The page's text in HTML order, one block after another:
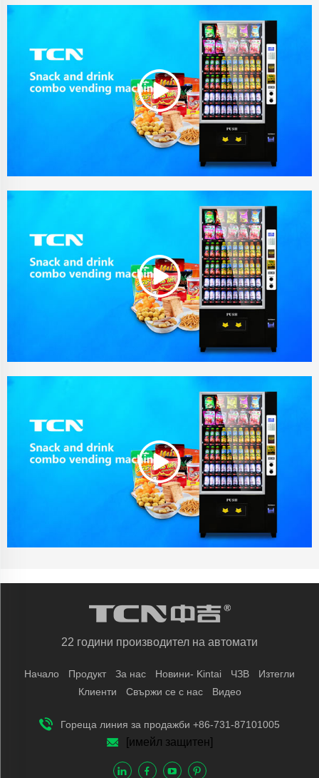
22 години производител на автомати
Начало Продукт За нас Новини- Kintai ЧЗВ
Изтегли
Клиенти
Свържи се с нас Видео
Гореща линия за продажби +86-731-87101005
[имейл защитен]